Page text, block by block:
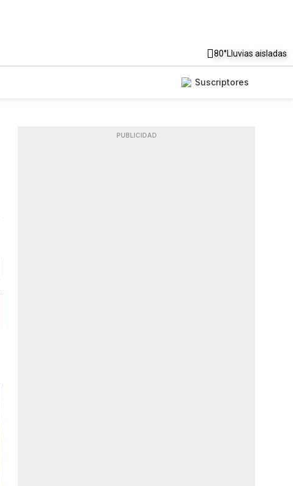
80°Lluvias aisladas
Suscriptores
PUBLICIDAD